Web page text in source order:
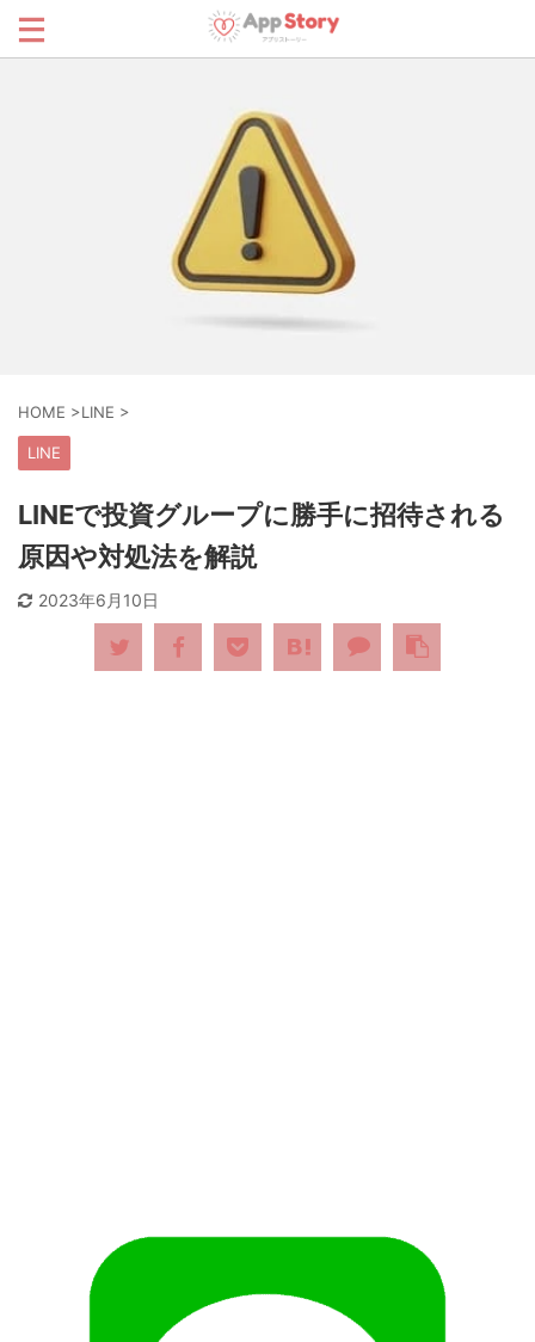
HOME >LINE >
LINE
LINEで投資グループに勝手に招待される
原因や対処法を解説
2023年6月10日